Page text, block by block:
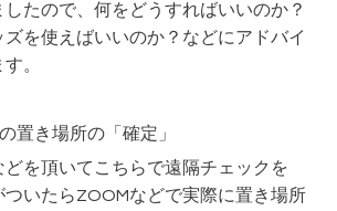
たので、何をどうすればいいのか？
ズを使えばいいのか？などにアドバイ
。
置き場所の「確定」
を頂いてこちらで遠隔チェックを
ついたらZOOMなどで実際に置き場所